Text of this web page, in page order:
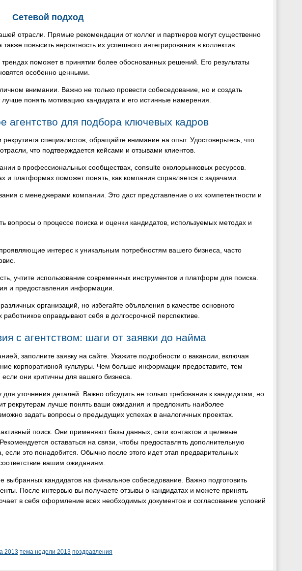
Сетевой подход
отрасли. Прямые рекомендации от коллег и партнеров могут существенно
повысить вероятность их успешного интегрирования в коллектив.
поможет в принятии более обоснованных решений. Его результаты
особенно ценными.
внимании. Важно не только провести собеседование, но и создать
понять мотивацию кандидата и его истинные намерения.
агентство для подбора ключевых кадров
специалистов, обращайте внимание на опыт. Удостоверьтесь, что
что подтверждается кейсами и отзывами клиентов.
в профессиональных сообществах, consulte околорынковых ресурсов.
платформах поможет понять, как компания справляется с задачами.
с менеджерами компании. Это даст представление о их компетентности и
вопросы о процессе поиска и оценки кандидатов, используемых методах и
интерес к уникальным потребностям вашего бизнеса, часто
учтите использование современных инструментов и платформ для поиска.
и предоставления информации.
организаций, но избегайте объявления в качестве основного
оправдывают себя в долгосрочной перспективе.
с агентством: шаги от заявки до найма
заполните заявку на сайте. Укажите подробности о вакансии, включая
корпоративной культуры. Чем больше информации предоставите, тем
они критичны для вашего бизнеса.
уточнения деталей. Важно обсудить не только требования к кандидатам, но
рекрутерам лучше понять ваши ожидания и предложить наиболее
задать вопросы о предыдущих успехах в аналогичных проектах.
поиск. Они применяют базы данных, сети контактов и целевые
оставаться на связи, чтобы предоставлять дополнительную
это понадобится. Обычно после этого идет этап предварительных
вашим ожиданиям.
выбранных кандидатов на финальное собеседование. Важно подготовить
После интервью вы получаете отзывы о кандидатах и можете принять
в себя оформление всех необходимых документов и согласование условий
2013 тема недели 2013 поздравления